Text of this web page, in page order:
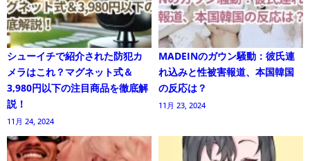
シューイチで紹介された防犯カ
メラはこれ？マグネット式＆
3,980円以下の注目商品を徹底解
説！
11月 24, 2024
MADEINのガウン騒動：彼氏連
れ込みと性被害報道、本国韓国
の反応は？
11月 23, 2024